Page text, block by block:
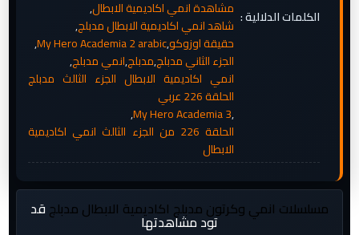
الكلمات الدلالية : مشاهدة انمي اكاديمية الابطال,
شاهد انمي اكاديمية الابطال مدبلج,
حقيقة اوزوكو,
My Hero Academia 2 arabic
,
الجزء الثاني مدبلج,مدبلج,انمي مدبلج,
انمي اكاديمية الابطال الجزء الثالث مدبلج
الحلقة 226 عربي
,
My Hero Academia 3
,
الحلقة 226 من الجزء الثالث انمي اكاديمية
الابطال
مسلسلات انمي وكرتون مدبلج اكاديمية الابطال مدبلج قد
تود مشاهدتها